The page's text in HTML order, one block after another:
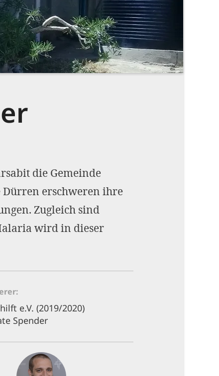
die Gemeinde
Dürren erschweren ihre
Zugleich sind
wird in dieser
e.V. (2019/2020)
Spender
OPTIONALE ABLEHNEN